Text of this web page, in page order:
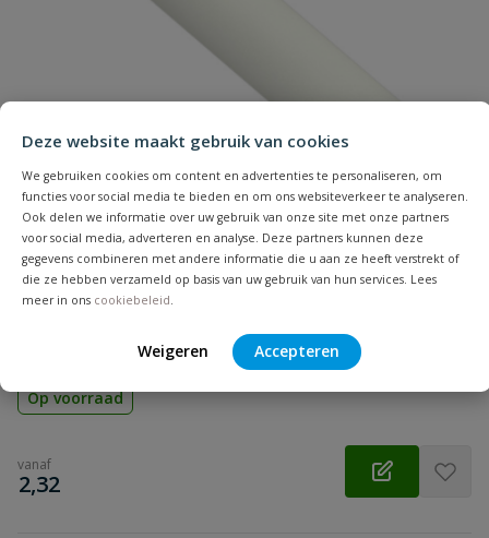
Deze website maakt gebruik van cookies
We gebruiken cookies om content en advertenties te personaliseren, om
functies voor social media te bieden en om ons websiteverkeer te analyseren.
Ook delen we informatie over uw gebruik van onze site met onze partners
voor social media, adverteren en analyse. Deze partners kunnen deze
gegevens combineren met andere informatie die u aan ze heeft verstrekt of
die ze hebben verzameld op basis van uw gebruik van hun services. Lees
meer in ons cookiebeleid.
Weigeren Accepteren
Beoordeling
Beoordeling versturen
TECEflex Alupex buis
TECEflex alupexbuis, is onderdeel van het TECEflex
uitstekend geschikt voor drinkwaterinstallaties.
Op voorraad
vanaf
€
2,32